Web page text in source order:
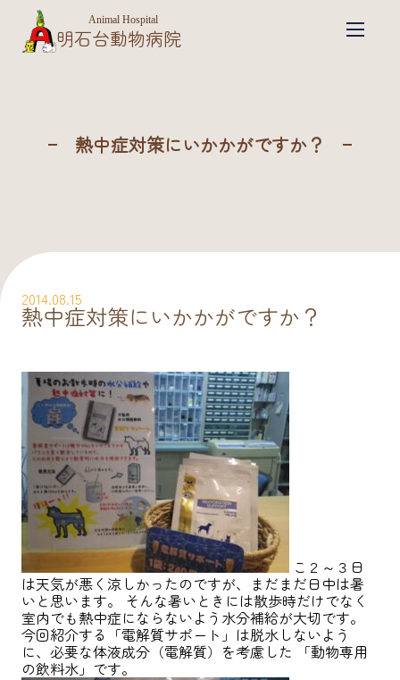
Animal Hospital
明石台動物病院
熱中症対策にいかかがですか？
2014.08.15
熱中症対策にいかかがですか？
こ２～３日
は天気が悪く涼しかったのですが、まだまだ日中は暑
いと思います。 そんな暑いときには散歩時だけでなく
室内でも熱中症にならないよう水分補給が大切です。
今回紹介する「電解質サポート」は脱水しないよう
に、必要な体液成分（電解質）を考慮した 「動物専用
の飲料水」です。